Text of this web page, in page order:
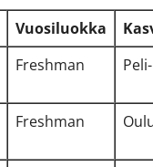
Vuosiluokka
Freshman
Freshman